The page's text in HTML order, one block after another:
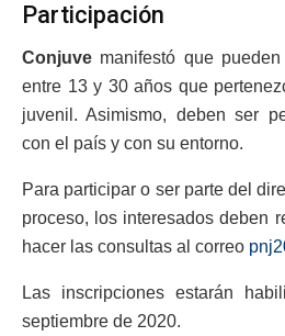
Participación
Conjuve manifestó que
entre 13 y 30 años que
juvenil. Asimismo, deben ser
con el país y con su entorno.
Para participar o ser parte del
proceso, los interesados deben
hacer las consultas al correo
Las inscripciones estarán
septiembre de 2020.